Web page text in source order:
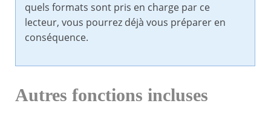
quels formats sont pris en charge par ce
lecteur, vous pourrez déjà vous préparer en
conséquence.
Autres fonctions incluses